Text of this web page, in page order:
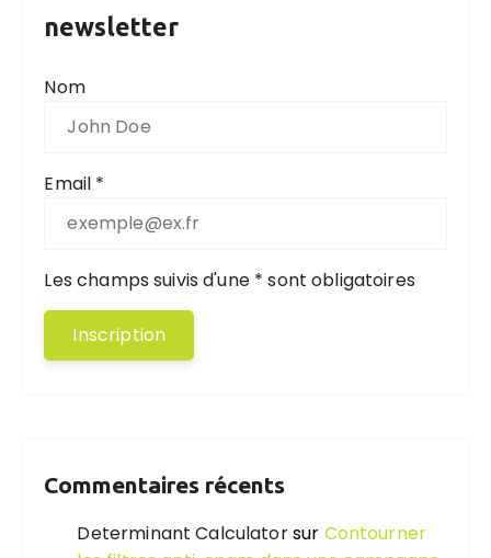
newsletter
Nom
Email *
Les champs suivis d'une * sont obligatoires
Commentaires récents
Determinant Calculatorsur Contourner